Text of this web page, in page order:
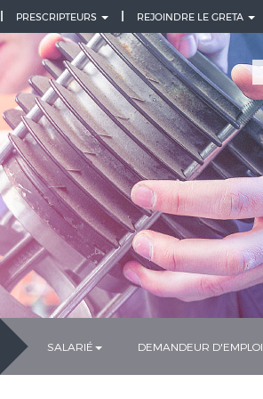
REJOINDRE LE GRETA
PRESCRIPTEURS
SALARIÉ DEMANDEUR D'EMPLOI